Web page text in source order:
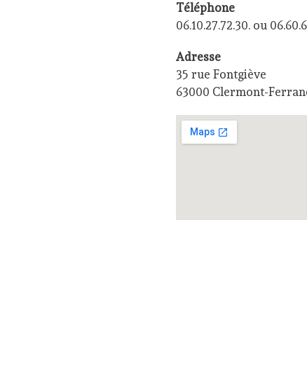
Téléphone
06.10.27.72.30. ou
Adresse
35 rue Fontgiève
63000 Clermont-